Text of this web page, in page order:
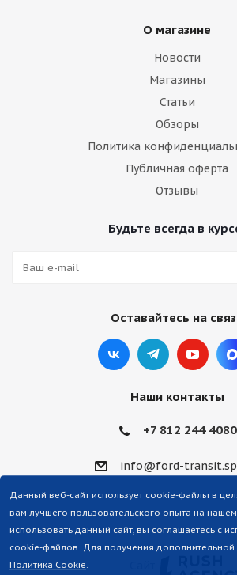
О магазине
Новости
Магазины
Статьи
Обзоры
Политика
Публичная оферта
Отзывы
Будьте всегда в
Оставайтесь на
Наши контакты
+7 812 244 4080
info@ford-
Данный веб-сайт использует cookie-файлы в
вам лучшего пользовательского опыта на
использовать данный сайт, вы соглашаетесь с
cookie-файлов. Для получения
Политика Cookie.